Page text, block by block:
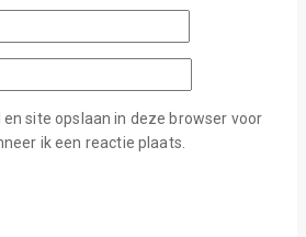
en site opslaan in deze browser voor
ik een reactie plaats.